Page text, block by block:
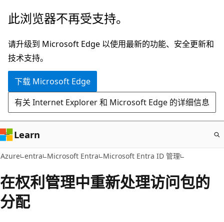
跳
主
要
内
此浏览器不再受支持。
请升级到 Microsoft Edge 以使用最新的功能、安全更新和
技术支持。
下载 Microsoft Edge
有关 Internet Explorer 和 Microsoft Edge 的详细信息
Learn
Azure entra Microsoft Entra Microsoft Entra ID 管理
在权利管理中重新处理访问包的
分配